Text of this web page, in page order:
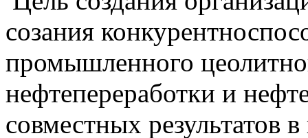
созания
промышленного
нефтепереработки и
совместных результатов